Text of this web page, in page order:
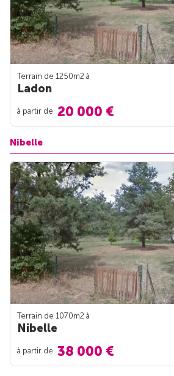
Terrain de 1250m2 à
Ladon
à partir de 20 000 €
Nibelle
Terrain de 1070m2 à
Nibelle
à partir de 38 000 €